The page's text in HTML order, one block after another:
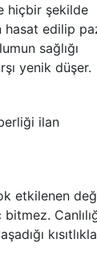
hiçbir şekilde
hasat edilip
sağlığı
yenik düşer.
ilan
etkilenen